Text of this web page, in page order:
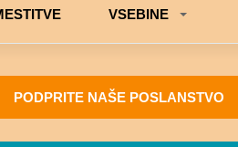
VSEBINE
PODPRITE NAŠE POSLANSTVO